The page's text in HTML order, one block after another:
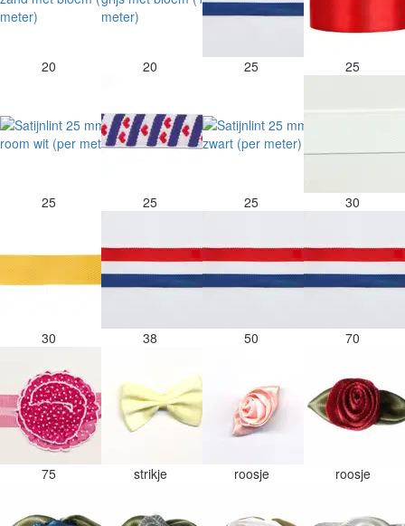
20 20 25 25
25 25 25 30
30 38 50 70
75 strikje roosje roosje